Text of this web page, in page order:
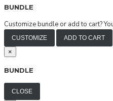
BUNDLE
Customize bundle or add to cart?
CUSTOMIZE ADD TO CART
×
BUNDLE
CLOSE